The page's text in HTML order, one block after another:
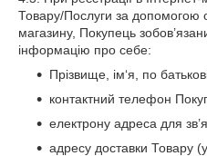
Товару/Послуги за допомогою
магазину, Покупець
інформацію про себе:
Прізвище, ім‘я, по
контактний телефон
електрону адреса для
адресу доставки Товару (у